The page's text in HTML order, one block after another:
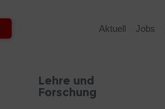
Aktuell Jobs
Lehre und
Forschung